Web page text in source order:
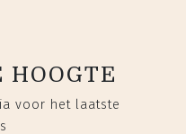
HOOGTE
voor het laatste